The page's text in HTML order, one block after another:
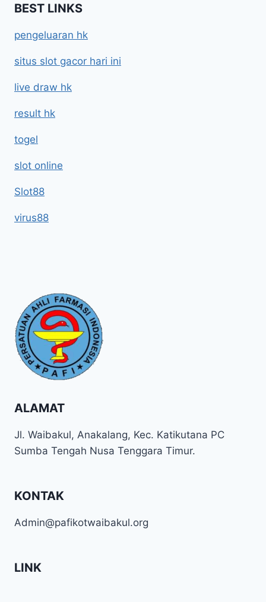
BEST LINKS
pengeluaran hk
situs slot gacor hari ini
live draw hk
result hk
togel
slot online
Slot88
virus88
ALAMAT
Jl. Waibakul, Anakalang, Kec. Katikutana PC
Sumba Tengah Nusa Tenggara Timur.
KONTAK
Admin@pafikotwaibakul.org
LINK